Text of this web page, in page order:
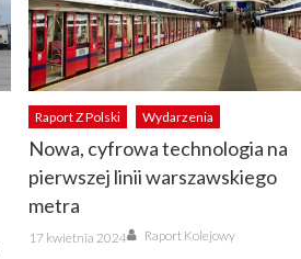
Raport Z Polski Wydarzenia
Nowa, cyfrowa technologia na
pierwszej linii warszawskiego
metra
Posted
on
17 kwietnia 2024 Author
Raport Kolejowy